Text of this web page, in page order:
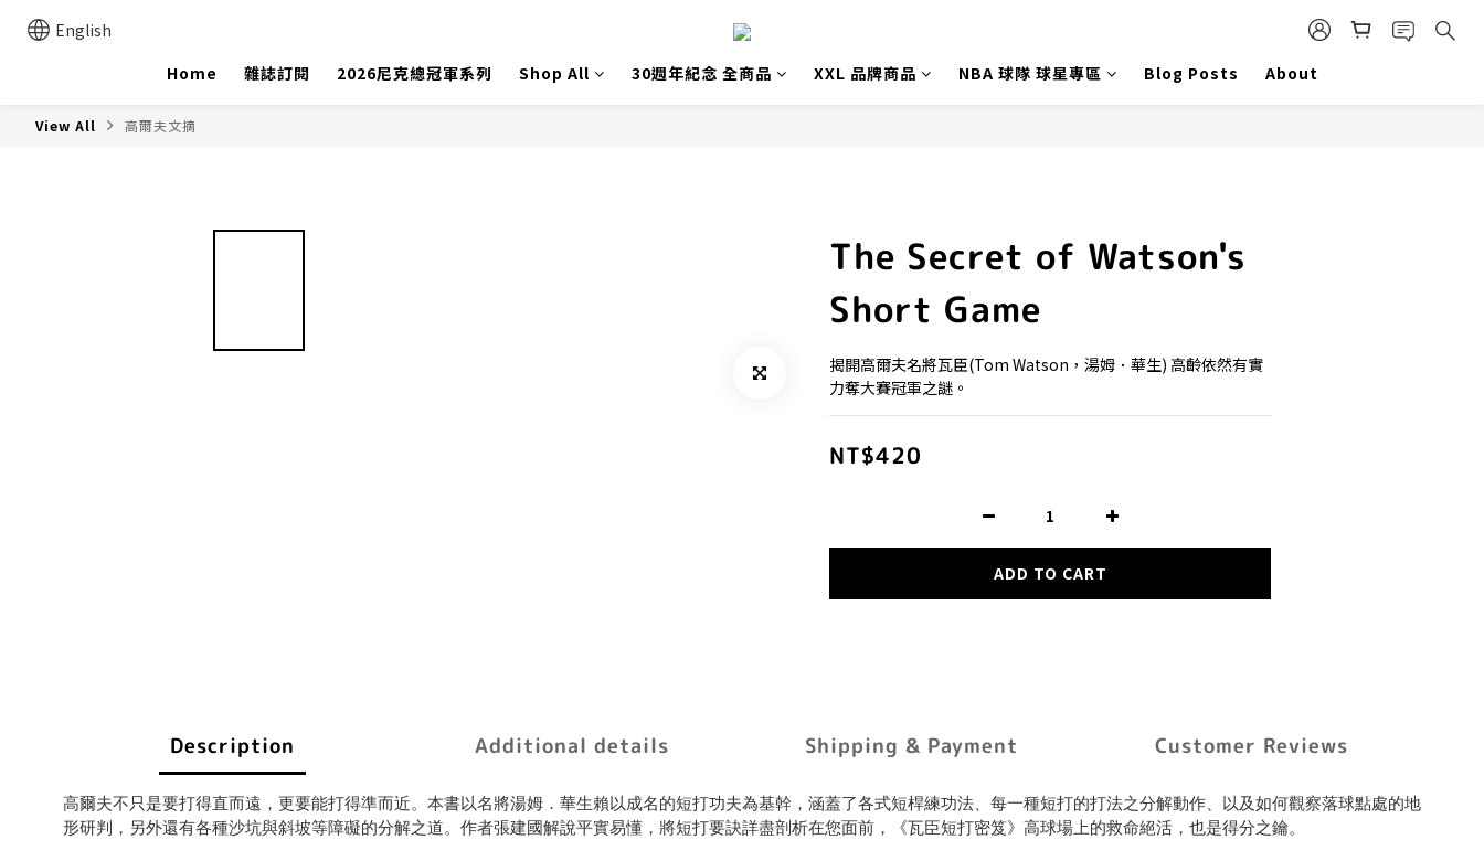
English
Home
雜誌訂閱 2026尼克總冠軍系列 Shop All 30週年紀念 全商品 XXL 品牌商品 NBA 球隊 球星專區 Blog Posts About
View All 高爾夫文摘
The Secret of Watson's
Short Game
揭開高爾夫名將瓦臣(Tom Watson，湯姆．華生) 高齡依然有實
力奪大賽冠軍之謎。
NT$420
ADD TO CART
Description Additional details Shipping & Payment Customer Reviews
高爾夫不只是要打得直而遠，更要能打得準而近。本書以名將湯姆．華生賴以成名的短打功夫為基幹，涵蓋了各式短桿練功法、每一種短打的打法之分解動作、以及如何觀察落球點處的地
形研判，另外還有各種沙坑與斜坡等障礙的分解之道。作者張建國解說平實易懂，將短打要訣詳盡剖析在您面前，《瓦臣短打密笈》高球場上的救命絕活，也是得分之鑰。